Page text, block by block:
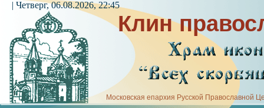
Клин
Московская епархия Русской Православной
| Четверг, 06.08.2026, 22:45